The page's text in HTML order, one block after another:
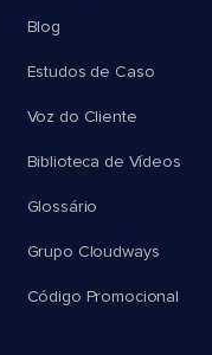
Blog
Estudos de Caso
Voz do Cliente
Biblioteca de Vídeos
Glossário
Grupo Cloudways
Código Promocional